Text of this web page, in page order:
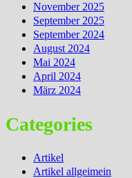
November 2025
September 2025
September 2024
August 2024
Mai 2024
April 2024
März 2024
Categories
Artikel
Artikel allgeimein